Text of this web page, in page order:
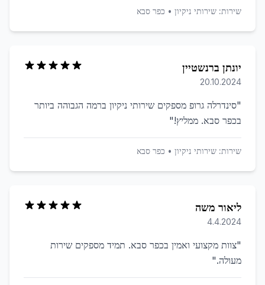
שירות: שירותי ניקיון • כפר סבא
יונתן ברנשטיין
20.10.2024
"סינדרלה גרופ מספקים שירותי ניקיון ברמה הגבוהה ביותר
בכפר סבא. ממליץ!"
שירות: שירותי ניקיון • כפר סבא
ליאור משה
4.4.2024
"צוות מקצועי ואמין בכפר סבא. תמיד מספקים שירות
מעולה."